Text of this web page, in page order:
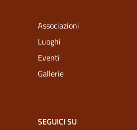
Associazioni
Luoghi
Eventi
Gallerie
SEGUICI SU